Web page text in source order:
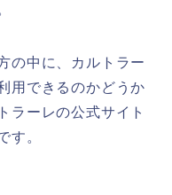
の中に、カルトラー
用できるのかどうか
ラーレの公式サイト
す。